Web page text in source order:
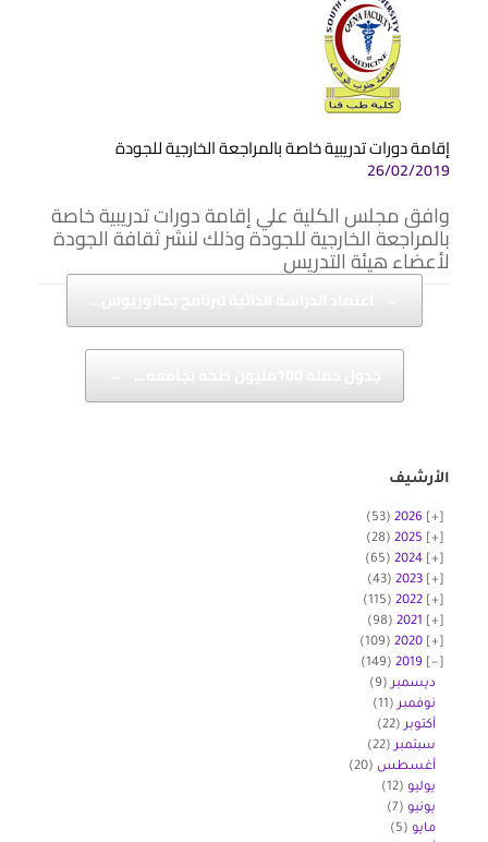
إقامة دورات تدريبية خاصة بالمراجعة الخارجية للجودة
26/02/2019
وافق مجلسالكلية علي إقامة دورات تدريبية خاصة
بالمراجعة الخارجية للجودة وذلك لنشر ثقافة الجودة
لأعضاء هيئة التدريس
Post navigation
الأرشيف
2026
(53)
2025
(28)
2024
(65)
2023
(43)
2022
(115)
2021
(98)
2020
(109)
2019
(149)
ديسمبر(9)
نوفمبر(11)
أكتوبر(22)
سبتمبر(22)
أغسطس (20)
يوليو (12)
يونيو (7)
مايو (5)